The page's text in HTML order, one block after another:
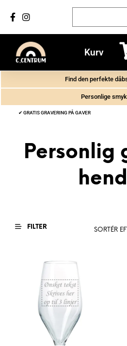
Kurv
Find den perfekte
Personlige
✔ GRATIS GRAVERING PÅ GAVER
Personlig
FILTER